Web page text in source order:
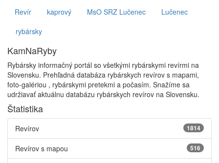
Revír kaprový MsO SRZ Lučenec
Lučenec
rybársky
KamNaRyby
Rybársky informačný portál so všetkými rybárskymi revírmi na
Slovensku. Prehľadná databáza rybárskych revírov s mapami,
foto-galériou , rybárskymi pretekmi a počasím. Snažíme sa
udržiavať aktuálnu databázu rybárskych revírov na Slovensku.
Štatistika
1814
Revírov
516
Revírov s mapou